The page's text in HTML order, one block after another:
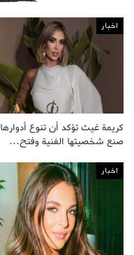
اخبار
كريمة غيث تؤكد أن تنوع أدوارها
صنع شخصيتها الفنية وفتح…
اخبار